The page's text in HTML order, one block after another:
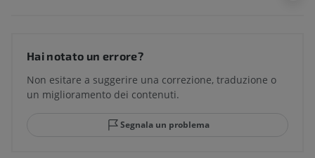
Hai notato un errore?
Non esitare a suggerire una correzione, traduzione o
un miglioramento dei contenuti.
Segnala un problema